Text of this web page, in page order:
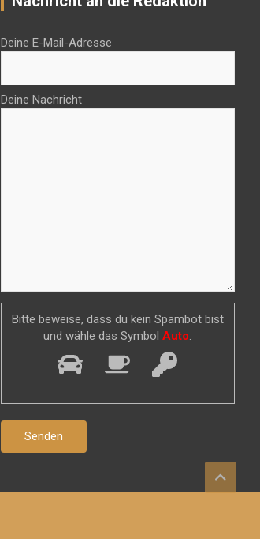
Deine E-Mail-Adresse
Deine Nachricht
Bitte beweise, dass du kein Spambot bist
und wähle das Symbol Auto.